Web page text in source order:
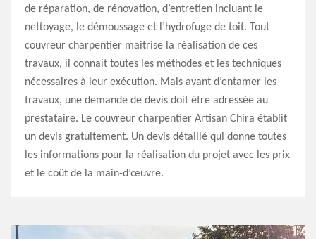
de réparation, de rénovation, d’entretien incluant le
nettoyage, le démoussage et l’hydrofuge de toit. Tout
couvreur charpentier maitrise la réalisation de ces
travaux, il connait toutes les méthodes et les techniques
nécessaires à leur exécution. Mais avant d’entamer les
travaux, une demande de devis doit être adressée au
prestataire. Le couvreur charpentier Artisan Chira établit
un devis gratuitement. Un devis détaillé qui donne toutes
les informations pour la réalisation du projet avec les prix
et le coût de la main-d’œuvre.